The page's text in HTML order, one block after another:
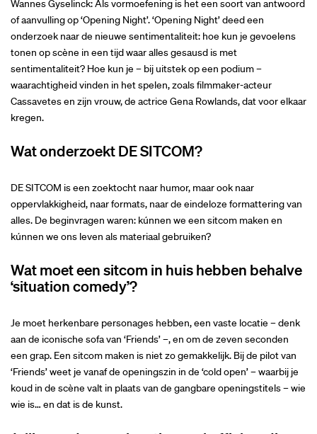
Wannes Gyselinck: Als vormoefening is het een soort van antwoord
of aanvulling op ‘Opening Night’. ‘Opening Night’ deed een
onderzoek naar de nieuwe sentimentaliteit: hoe kun je gevoelens
tonen op scène in een tijd waar alles gesausd is met
sentimentaliteit? Hoe kun je – bij uitstek op een podium –
waarachtigheid vinden in het spelen, zoals filmmaker-acteur
Cassavetes en zijn vrouw, de actrice Gena Rowlands, dat voor elkaar
kregen.
Wat onderzoekt DE SITCOM?
DE SITCOM is een zoektocht naar humor, maar ook naar
oppervlakkigheid, naar formats, naar de eindeloze formattering van
alles. De beginvragen waren: kúnnen we een sitcom maken en
kúnnen we ons leven als materiaal gebruiken?
Wat moet een sitcom in huis hebben behalve
‘situation comedy’?
Je moet herkenbare personages hebben, een vaste locatie – denk
aan de iconische sofa van ‘Friends’ –, en om de zeven seconden
een grap. Een sitcom maken is niet zo gemakkelijk. Bij de pilot van
‘Friends’ weet je vanaf de openingszin in de ‘cold open’ – waarbij je
koud in de scène valt in plaats van de gangbare openingstitels – wie
wie is… en dat is de kunst.